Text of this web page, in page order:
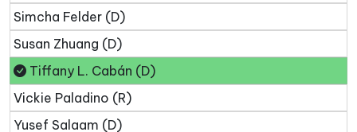
Simcha Felder (D)
Susan Zhuang (D)
Tiffany L. Cabán (D)
Vickie Paladino (R)
Yusef Salaam (D)